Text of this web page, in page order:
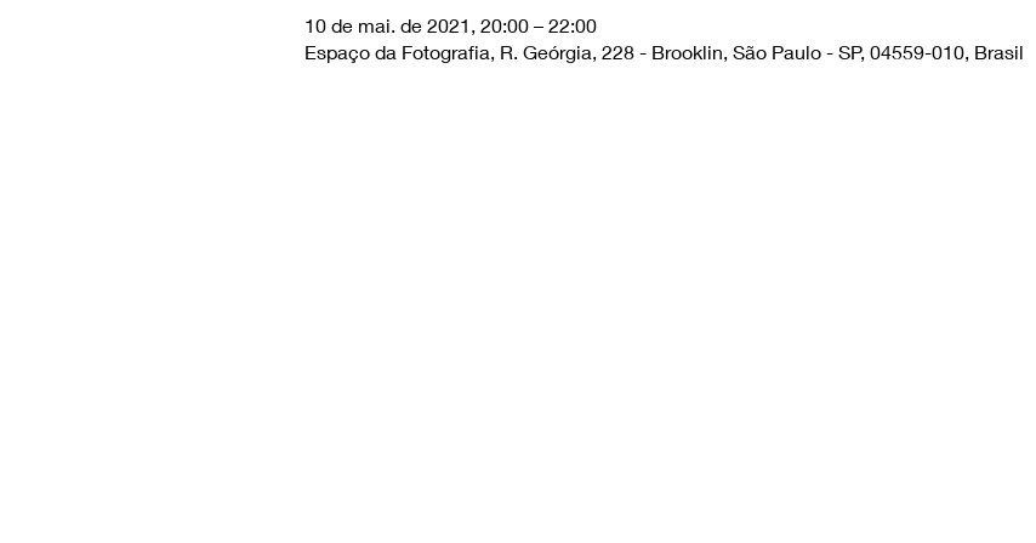
10 de mai. de 2021, 20:00 – 22:00
Espaço da Fotografia, R. Geórgia, 228 - Brooklin, São Paulo - SP, 04559-010, Brasil